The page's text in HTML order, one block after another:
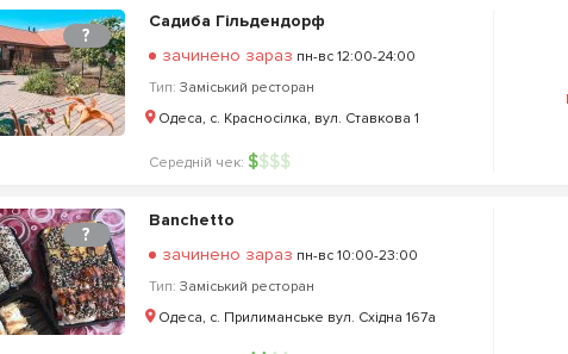
?
Садиба Гільдендорф
зачинено зараз пн-вс 12:00-24:00
Тип: Заміський ресторан
Одеса, с. Красносілка, вул. Ставкова 1
Середній чек: $$$$
?
Banchetto
зачинено зараз пн-вс 10:00-23:00
Тип: Заміський ресторан
Одеса, c. Прилиманське вул. Східна 167а